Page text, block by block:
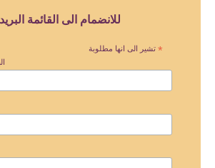
للانضمام الى القائمة
* تشير الى انها مطلوبة